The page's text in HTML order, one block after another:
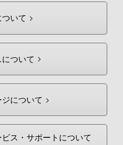
いて
ついて
について
ス・サポートについて